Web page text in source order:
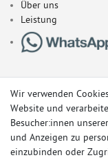
Über uns
Leistung
Wir verwenden
Website und
Besucher:innen
und Anzeigen zu
einzubinden oder